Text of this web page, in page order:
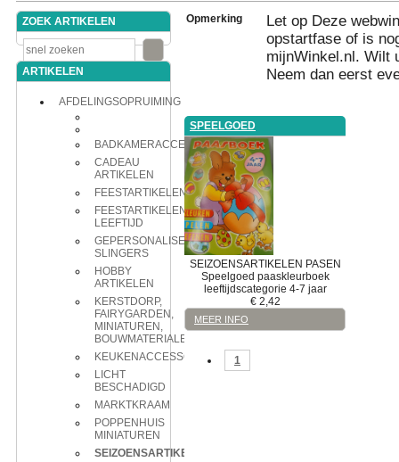
ZOEK ARTIKELEN
ARTIKELEN
AFDELINGSOPRUIMING
BADKAMERACCESSOIRES
CADEAU
ARTIKELEN
FEESTARTIKELEN
FEESTARTIKELEN
LEEFTIJD
GEPERSONALISEERDE
SLINGERS
HOBBY
ARTIKELEN
KERSTDORP,
FAIRYGARDEN,
MINIATUREN,
BOUWMATERIALEN
KEUKENACCESSOIRES
LICHT
BESCHADIGD
MARKTKRAAM
POPPENHUIS
MINIATUREN
SEIZOENSARTIKELEN
Opmerking
Let op Deze
opstartfase of is
mijnWinkel.nl. Wilt
Neem dan eerst
SPEELGOED
SEIZOENSARTIKELEN PASEN
Speelgoed paaskleurboek
leeftijdscategorie 4-7 jaar
€ 2,42
MEER INFO
1